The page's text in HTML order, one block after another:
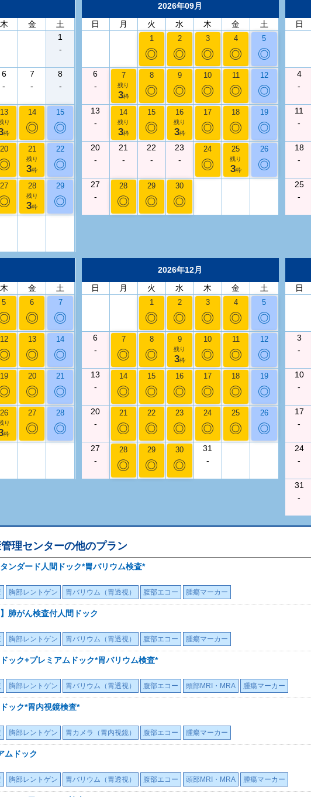
木 金
土
1
-
6
-
7
-
8
-
13
り
枠
14
◎
15
◎
20 21
残り
3枠
22
◎
27 28
残り
3枠
29
◎
2026年09月
日
月 火 水 木 金 土
1
◎
2
◎
3
◎
4
◎
5
◎
6
-
7
残り
3枠
8
◎
9
◎
10
◎
11
◎
12
◎
13
-
14
残り
3枠
15
◎
16
残り
3枠
17
◎
18
◎
19
◎
20
-
21
-
22
-
23
-
24
◎
25
残り
3枠
26
◎
27
-
28
◎
29
◎
30
◎
日
4
-
11
-
18
-
25
-
木 金
土
5 6
◎
7
◎
12 13
◎
14
◎
19 20
◎
21
◎
26
り
枠
27
◎
28
◎
2026年12月
日
月 火 水 木 金 土
1
◎
2
◎
3
◎
4
◎
5
◎
6
-
7
◎
8
◎
9
残り
3枠
10
◎
11
◎
12
◎
13
-
14
◎
15
◎
16
◎
17
◎
18
◎
19
◎
20
-
21
◎
22
◎
23
◎
24
◎
25
◎
26
◎
27
-
28
◎
29
◎
30
◎
31
-
日
3
-
10
-
17
-
24
-
31
-
理センターの他のプラン
ンダード人間ドック*胃バリウム検査*
胸部レントゲン 胃バリウム（胃透視） 腹部エコー 腫瘍マーカー
肺がん検査付人間ドック
胸部レントゲン 胃バリウム（胃透視） 腹部エコー 腫瘍マーカー
ク+プレミアムドック*胃バリウム検査*
胸部レントゲン 胃バリウム（胃透視） 腹部エコー 頭部MRI・MRA 腫瘍マーカー
ック*胃内視鏡検査*
胸部レントゲン 胃カメラ（胃内視鏡） 腹部エコー 腫瘍マーカー
ムドック
胸部レントゲン 胃バリウム（胃透視） 腹部エコー 頭部MRI・MRA 腫瘍マーカー